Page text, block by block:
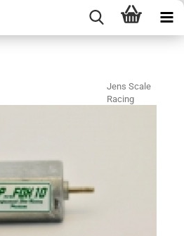
Jens Scale
Racing